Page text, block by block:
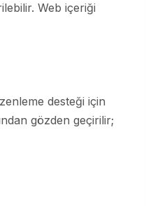
Web içeriği
desteği için
gözden geçirilir;